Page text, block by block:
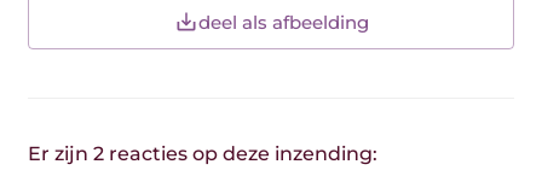
deel als afbeelding
Er zijn 2 reacties op deze inzending: